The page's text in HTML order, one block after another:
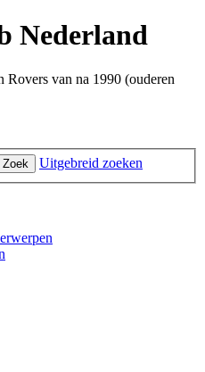
Nederland
van na 1990 (ouderen
Zoek Uitgebreid zoeken